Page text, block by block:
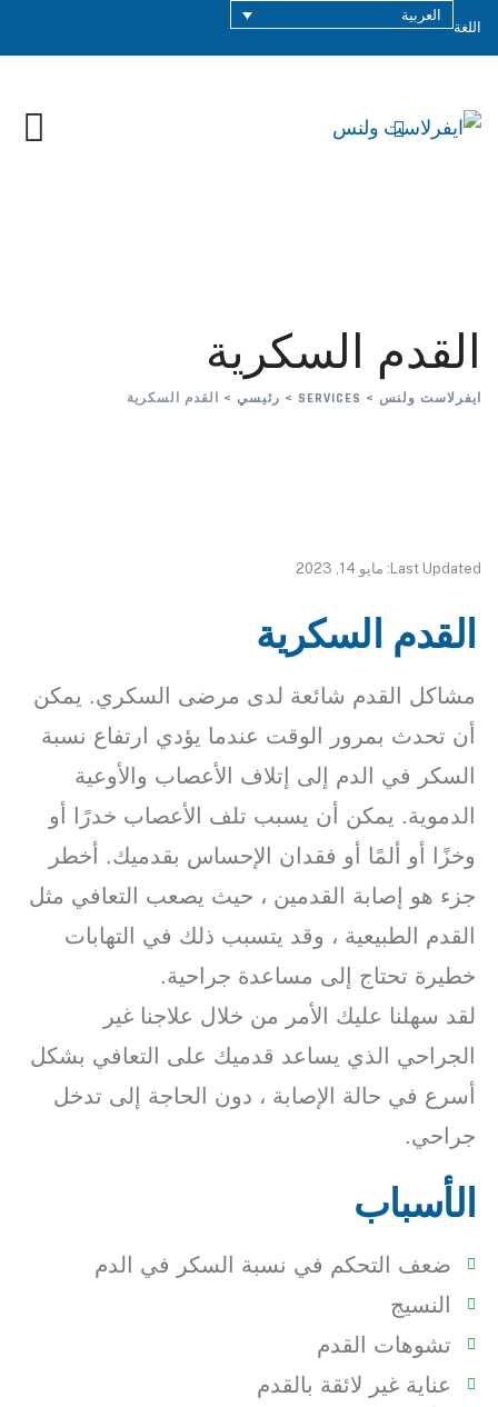
اللغة
العربية
القدم السكرية
ايفرلاست ولنس >
SERVICES
> رئيسي > القدم السكرية
Last Updated: مايو 14, 2023
القدم السكرية
مشاكل القدم شائعة لدى مرضى السكري. يمكن
أن تحدث بمرور الوقت عندما يؤدي ارتفاع نسبة
السكر في الدم إلى إتلاف الأعصاب والأوعية
الدموية. يمكن أن يسبب تلف الأعصاب خدرًا أو
وخزًا أو ألمًا أو فقدان الإحساس بقدميك. أخطر
جزء هو إصابة القدمين ، حيث يصعب التعافي مثل
القدم الطبيعية ، وقد يتسبب ذلك في التهابات
خطيرة تحتاج إلى مساعدة جراحية.
لقد سهلنا عليك الأمر من خلال علاجنا غير
الجراحي الذي يساعد قدميك على التعافي بشكل
أسرع في حالة الإصابة ، دون الحاجة إلى تدخل
جراحي.
الأسباب
ضعف التحكم في نسبة السكر في الدم
النسيج
تشوهات القدم
عناية غير لائقة بالقدم